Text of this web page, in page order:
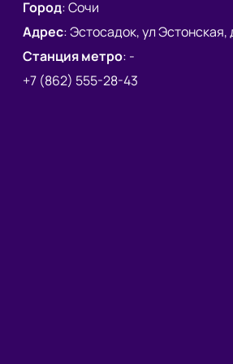
Город:Сочи
Адрес:Эстосадок, ул Эстонская,
Станция метро: -
+7 (862) 555-28-43